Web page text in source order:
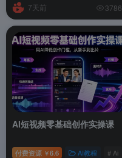
7天前 3786
AI短视频零基础创作实操课
付费资源 ￥6.6 AI教程 # Ai